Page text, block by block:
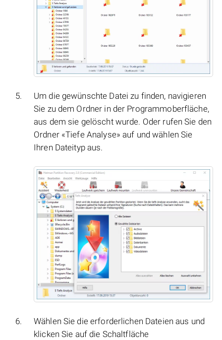
Um die gewünschte Datei zu finden, navigieren
Sie zu dem Ordner in der Programmoberfläche,
aus dem sie gelöscht wurde. Oder rufen Sie den
Ordner «Tiefe Analyse» auf und wählen Sie
Ihren Dateityp aus.
Wählen Sie die erforderlichen Dateien aus und
klicken Sie auf die Schaltfläche